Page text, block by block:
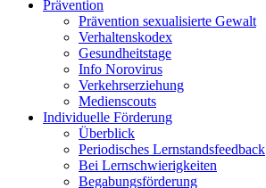
Prävention
Prävention sexualisierte Gewalt
Verhaltenskodex
Gesundheitstage
Info Norovirus
Verkehrserziehung
Medienscouts
Individuelle Förderung
Überblick
Periodisches Lernstandsfeedback
Bei Lernschwierigkeiten
Begabungsförderung